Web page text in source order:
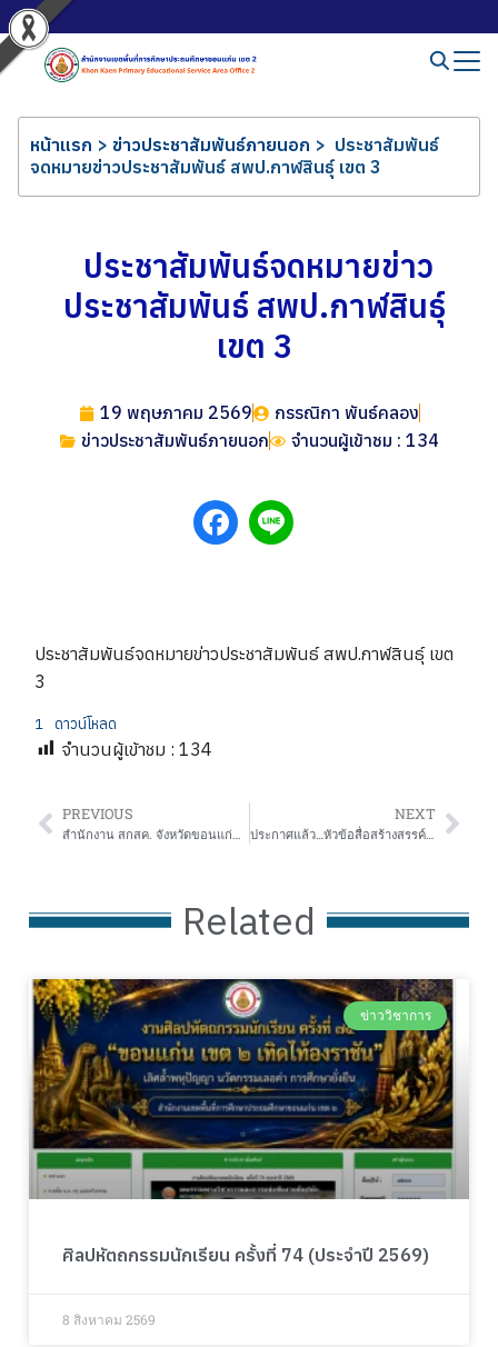
หน้าแรก > ข่าวประชาสัมพันธ์ภายนอก > ประชาสัมพันธ์
จดหมายข่าวประชาสัมพันธ์ สพป.กาฬสินธุ์ เขต 3
ประชาสัมพันธ์จดหมายข่าว
ประชาสัมพันธ์ สพป.กาฬสินธุ์
เขต 3
19 พฤษภาคม 2569
กรรณิกา พันธ์คลอง
ข่าวประชาสัมพันธ์ภายนอก
จำนวนผู้เข้าชม : 134
ประชาสัมพันธ์จดหมายข่าวประชาสัมพันธ์ สพป.กาฬสินธุ์ เขต
3
1 ดาวน์โหลด
จำนวนผู้เข้าชม : 134
PREVIOUS
สำนักงาน สกสค. จังหวัดขอนแก่น ดำเนินการสำรวจโรงเรียนและสถานศึกษาเพื่อเข้าร่วมโครงการลดภาระผู้ปกครอง
NEXT
ประกาศแล้ว…หัวข้อสื่อสร้างสรรค์ ภาพยนตร์สั้นต่อต้านการทุจริต ประจำปีงบประมาณ พ.ศ. 2569
Related
ข่าววิชาการ
ศิลปหัตถกรรมนักเรียน ครั้งที่ 74 (ประจำปี 2569)
8 สิงหาคม 2569